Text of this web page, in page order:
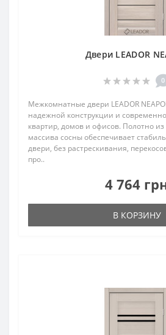
Двери LEADOR
0
Межкомнатные двери LEADOR
надежной конструкции и
квартир, домов и офисов. Полотно
массива сосны обеспечивает
двери, без растрескивания,
про..
4 764
В КОРЗИНУ